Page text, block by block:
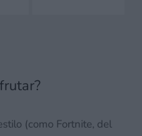
(como Fortnite, del